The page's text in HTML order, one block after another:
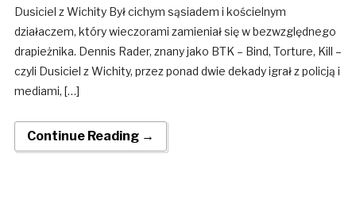
Dusiciel z Wichity Był cichym sąsiadem i kościelnym
działaczem, który wieczorami zamieniał się w bezwzględnego
drapieżnika. Dennis Rader, znany jako BTK – Bind, Torture, Kill –
czyli Dusiciel z Wichity, przez ponad dwie dekady igrał z policją i
mediami, […]
Continue Reading →